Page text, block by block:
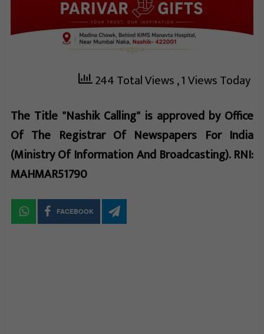
244 Total Views, 1 Views Today
The Title "Nashik Calling" is approved by Office
Of The Registrar Of Newspapers For India
(Ministry Of Information And Broadcasting). RNI:
MAHMAR51790
FACEBOOK